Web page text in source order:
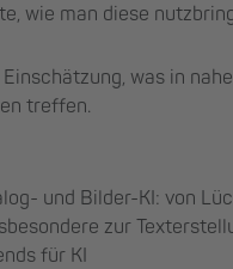
wie man diese
was in
treffen.
und Bilder-KI: von
zur
für KI